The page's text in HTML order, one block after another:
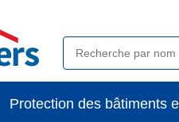
Protection des bâtiments